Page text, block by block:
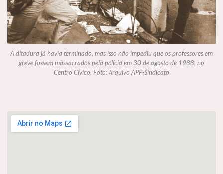
A ditadura já havia terminado, mas isso não impediu que os professores em
greve fossem massacrados pela polícia em 30 de agosto de 1988, no
Centro Cívico. Foto: Arquivo APP-Sindicato